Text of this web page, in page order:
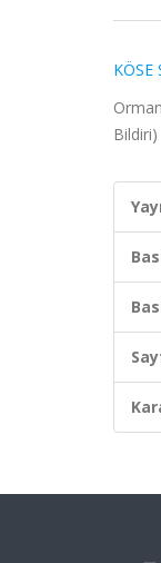
KÖSE
Bildiri)